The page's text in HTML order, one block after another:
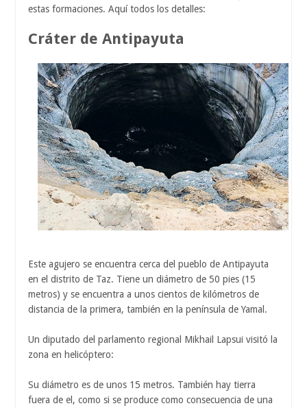
estas formaciones. Aquí todos los detalles:
Cráter de Antipayuta
Este agujero se encuentra cerca del pueblo de Antipayuta
en el distrito de Taz. Tiene un diámetro de 50 pies (15
metros) y se encuentra a unos cientos de kilómetros de
distancia de la primera, también en la península de Yamal.
Un diputado del parlamento regional Mikhail Lapsui visitó la
zona en helicóptero:
Su diámetro es de unos 15 metros. También hay tierra
fuera de el, como si se produce como consecuencia de una